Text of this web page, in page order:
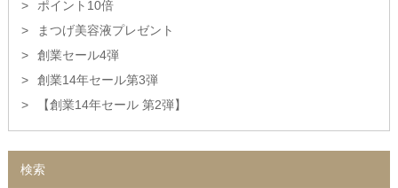
ポイント10倍
まつげ美容液プレゼント
創業セール4弾
創業14年セール第3弾
【創業14年セール 第2弾】
検索